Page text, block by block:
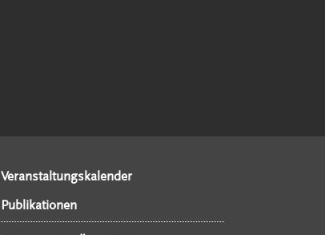
Veranstaltungskalender
Publikationen